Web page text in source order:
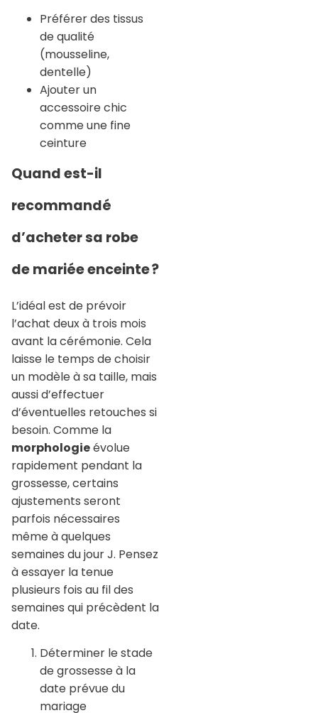
Préférer des tissus
de qualité
(mousseline,
dentelle)
Ajouter un
accessoire chic
comme une fine
ceinture
Quand est-il
recommandé
d’acheter sa robe
de mariée enceinte ?
L’idéal est de prévoir
l’achat deux à trois mois
avant la cérémonie. Cela
laisse le temps de choisir
un modèle à sa taille, mais
aussi d’effectuer
d’éventuelles retouches si
besoin. Comme la
morphologieévolue
rapidement pendant la
grossesse, certains
ajustements seront
parfois nécessaires
même à quelques
semaines du jour J. Pensez
à essayer la tenue
plusieurs fois au fil des
semaines qui précèdent la
date.
Déterminer le stade
de grossesse à la
date prévue du
mariage